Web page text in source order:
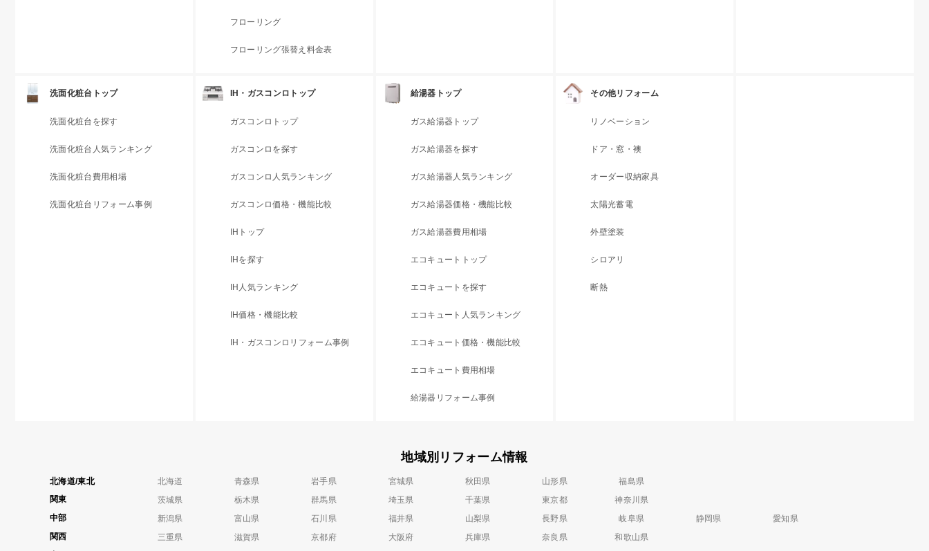
フローリング
フローリング張替え料金表
洗面化粧台トップ
洗面化粧台を探す
洗面化粧台人気ランキング
洗面化粧台費用相場
洗面化粧台リフォーム事例
IH・ガスコンロトップ
ガスコンロトップ
ガスコンロを探す
ガスコンロ人気ランキング
ガスコンロ価格・機能比較
IHトップ
IHを探す
IH人気ランキング
IH価格・機能比較
IH・ガスコンロリフォーム事例
給湯器トップ
ガス給湯器トップ
ガス給湯器を探す
ガス給湯器人気ランキング
ガス給湯器価格・機能比較
ガス給湯器費用相場
エコキュートトップ
エコキュートを探す
エコキュート人気ランキング
エコキュート価格・機能比較
エコキュート費用相場
給湯器リフォーム事例
その他リフォーム
リノベーション
ドア・窓・襖
オーダー収納家具
太陽光蓄電
外壁塗装
シロアリ
断熱
地域別リフォーム情報
北海道/東北 北海道 青森県 岩手県 宮城県 秋田県 山形県
福島県
関東
茨城県 栃木県 群馬県 埼玉県 千葉県 東京都
神奈川県
中部
新潟県 富山県 石川県 福井県 山梨県 長野県 岐阜県 静岡県
愛知県
関西
三重県 滋賀県 京都府 大阪府 兵庫県 奈良県
和歌山県